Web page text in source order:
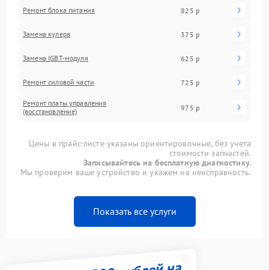
Ремонт блока питания 825 р
Замена кулера 375 р
Замена IGBT-модуля 625 р
Ремонт силовой части 725 р
Ремонт платы управления
(восстановление)
975 р
Цены в прайс-листе указаны ориентировочные, без учета
стоимости запчастей.
Записывайтесь на бесплатную диагностику.
Мы проверим ваше устройство и укажем на неисправность.
Показать все услуги